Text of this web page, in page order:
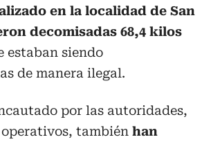
en la localidad de San
decomisadas 68,4 kilos
estaban siendo
de manera ilegal.
por las autoridades,
operativos, también han